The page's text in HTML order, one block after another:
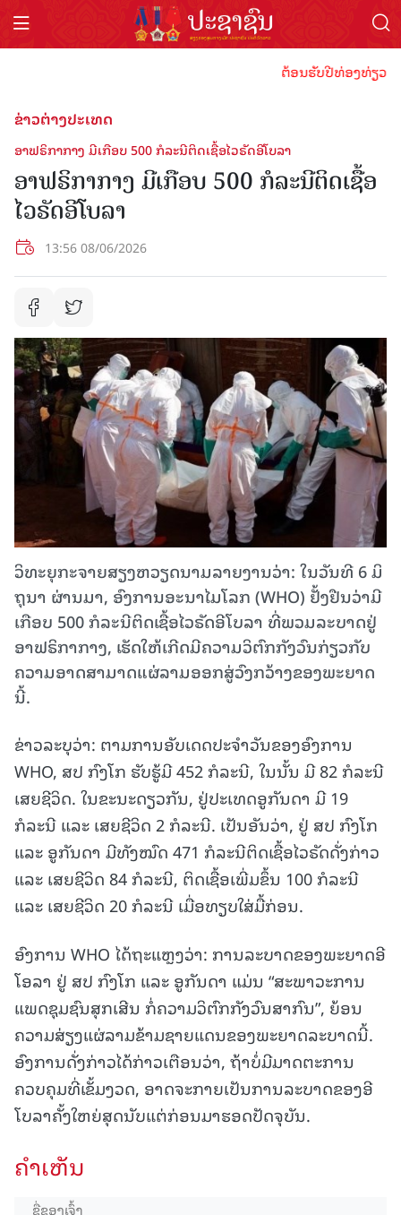
ຕ້ອນຮັບປີທ່ອງທ່ຽວລາ
ຂ່າວຕ່າງປະເທດ
ອາ​ຟຣິກາກາງ ມີ​ເກືອບ 500 ກໍ​ລະ​ນີ​ຕິດ​ເຊື້ອໄວຣັດອີໂບລາ
ອາ​ຟຣິກາກາງ ມີ​ເກືອບ 500 ກໍ​ລະ​ນີ​ຕິດ​ເຊື້ອ
ໄວຣັດອີໂບລາ
13:56 08/06/2026
ວິທະຍຸກະຈາຍສຽງຫວຽດນາມລາຍງານວ່າ: ໃນວັນ​ທີ 6 ມິ​
ຖຸ​ນາ ຜ່ານມາ, ອົງ​ການ​ອະ​ນາ​ໄມ​ໂລກ (WHO) ຢັ້ງ​ຢືນວ່າມີ​
ເກືອບ 500 ກໍ​ລະ​ນີ​ຕິດ​ເຊື້ອ​ໄວ​ຣັດອີໂບລາ ​ທີ່​ພວມລະບາດ​ຢູ່
ອາ​ຟຣິກາ​ກາງ, ເຮັດ​ໃຫ້​ເກີດ​ມີ​ຄວາມ​ວິ​ຕົກ​ກັງ​ວົນກ່ຽວ​ກັບ​
ຄວາມ​ອາດ​ສາ​ມາດ​ແຜ່​ລາມ​ອອກ​ສູ່​ວົງ​ກວ້າງ​ຂອງ​ພະຍາດ​
ນີ້.
ຂ່າວລະບຸວ່າ: ຕາມການອັບເດດປະຈຳວັນຂອງອົງການ
WHO, ສປ ກົງໂກ ຮັບຮູ້ມີ 452 ກໍລະນີ, ໃນນັ້ນ ມີ 82 ກໍລະນີ
ເສຍຊີວິດ. ໃນຂະນະດຽວກັນ, ຢູ່ປະເທດອູກັນດາ ມີ 19
ກໍລະນີ ແລະ ເສຍຊີວິດ 2 ກໍລະນີ. ເປັນອັນວ່າ, ຢູ່ ສປ ກົງໂກ
ແລະ ອູກັນດາ ມີທັງໝົດ 471 ກໍລະນີຕິດເຊື້ອໄວຣັດດັ່ງກ່າວ
ແລະ ເສຍຊີວິດ 84 ກໍລະນີ, ຕິດເຊື້ອເພີ່ມຂຶ້ນ 100 ກໍລະນີ
ແລະ ເສຍຊີວິດ 20 ກໍລະນີ ເມື່ອທຽບໃສ່ມື້ກ່ອນ.
ອົງການ WHO ໄດ້ຖະແຫຼງວ່າ: ການລະບາດຂອງພະຍາດອີ
ໂອລາ ຢູ່ ສປ ກົງໂກ ແລະ ອູກັນດາ ແມ່ນ “ສະພາວະການ
ແພດຊຸມຊົນສຸກເສີນ ກໍ່ຄວາມວິຕົກກັງວົນສາກົນ”, ຍ້ອນ
ຄວາມສ່ຽງແຜ່ລາມຂ້າມຊາຍແດນຂອງພະຍາດລະບາດນີ້.
ອົງການດັ່ງກ່າວໄດ້ກ່າວເຕືອນວ່າ, ຖ້າບໍ່ມີມາດຕະການ
ຄວບຄຸມທີ່ເຂັ້ມງວດ, ອາດຈະກາຍເປັນການລະບາດຂອງອີ
ໂບລາຄັ້ງໃຫຍ່ສຸດນັບແຕ່ກ່ອນມາຮອດປັດຈຸບັນ.
ຄໍາເຫັນ